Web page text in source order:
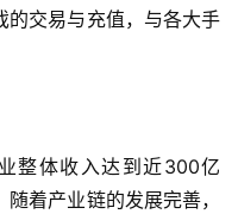
的交易与充值，与各大手
整体收入达到近300亿
着产业链的发展完善，